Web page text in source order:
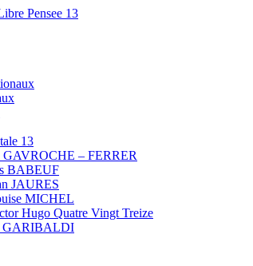
Pensee 13
la Libre Pensée ni dieu ni maitre
13
GAVROCHE – FERRER
BABEUF
JAURES
MICHEL
Hugo Quatre Vingt Treize
GARIBALDI